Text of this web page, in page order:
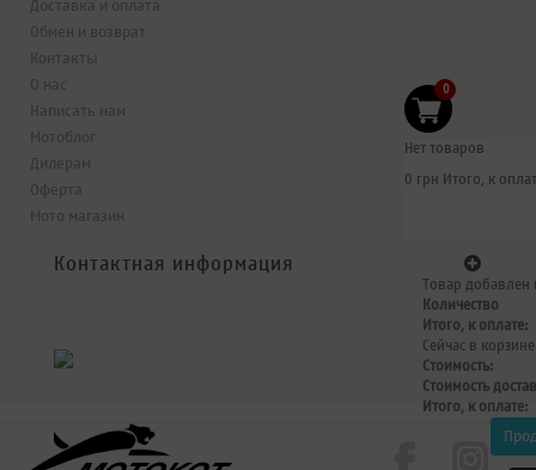
Обмен и возврат
Контакты
О нас
Написать нам
Мотоблог
Дилерам
Оферта
Мото магазин
Контактная информация
0
Нет товаров
0 грн Итого, к
Товар добавлен
Количество
Итого, к оплате:
Сейчас в
Стоимость:
Стоимость
Итого, к оплате: